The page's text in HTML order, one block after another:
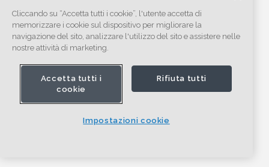
Cliccando su “Accetta tutti i cookie”, l'utente accetta di
memorizzare i cookie sul dispositivo per migliorare la
navigazione del sito, analizzare l'utilizzo del sito e assistere nelle
nostre attività di marketing.
Accetta tutti i
cookie
Rifiuta tutti
Impostazioni cookie